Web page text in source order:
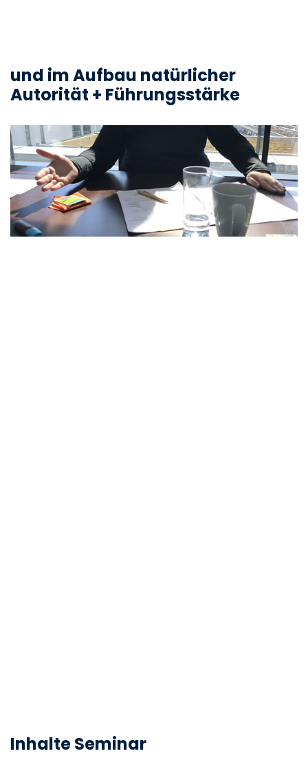
und im Aufbau natürlicher
Autorität + Führungsstärke
Inhalte Seminar